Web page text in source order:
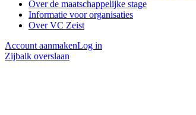
Over de maatschappelijke stage
Informatie voor organisaties
Over VC Zeist
Account aanmakenLog in
Zijbalk overslaan